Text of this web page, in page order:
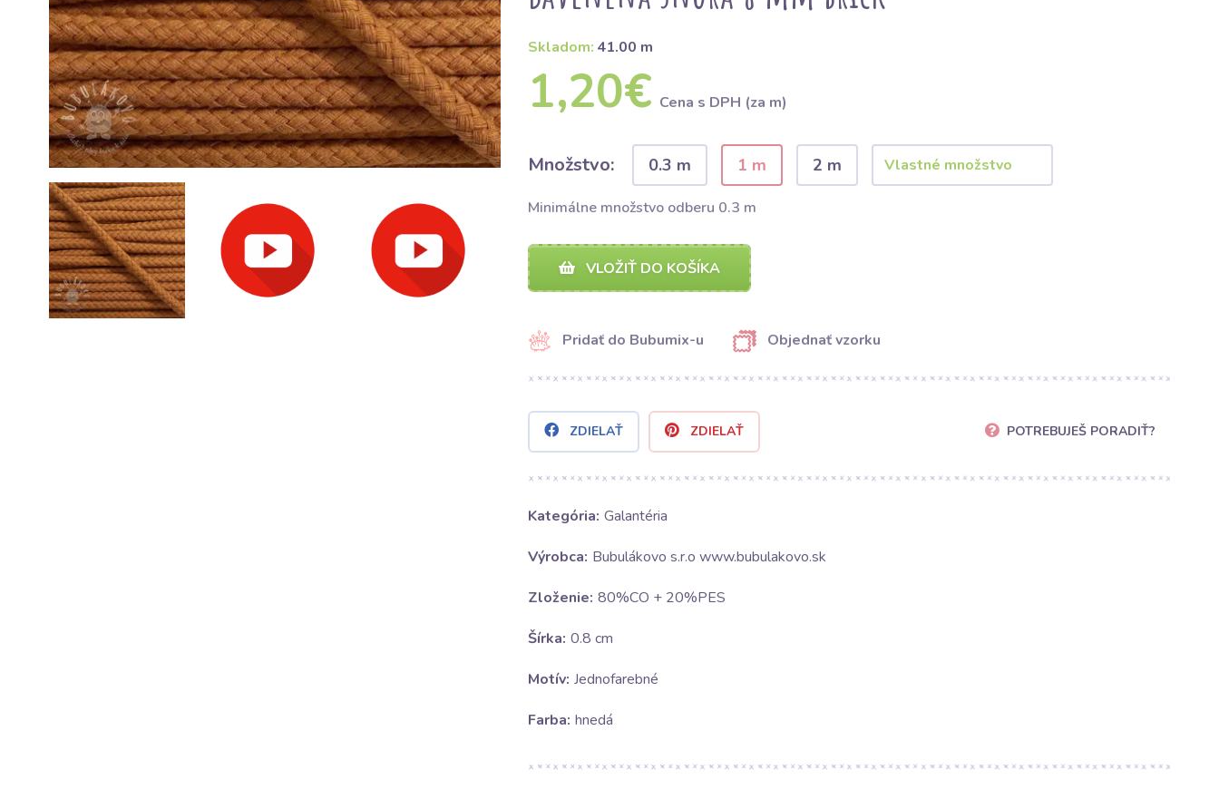
Skladom: 41.00 m
1,20€ Cena s DPH (za m)
Množstvo: 0.3 m 1 m 2 m
Minimálne množstvo odberu 0.3 m
VLOŽIŤ DO KOŠÍKA
Pridať do Bubumix-u Objednať vzorku
ZDIELAŤ ZDIELAŤ POTREBUJEŠ PORADIŤ?
Kategória: Galantéria
Výrobca: Bubulákovo s.r.o www.bubulakovo.sk
Zloženie: 80%CO + 20%PES
Šírka: 0.8 cm
Motív: Jednofarebné
Farba: hnedá